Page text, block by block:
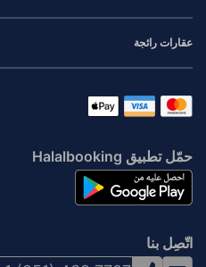
عقارات رائجة
حمّل تطبيق Halalbooking
اتّصِل بنا